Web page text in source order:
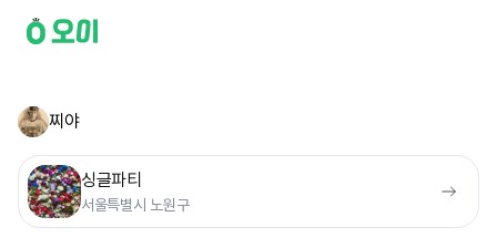
찌야
싱글파티
서울특별시 노원구